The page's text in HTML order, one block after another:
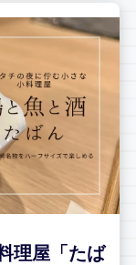
理屋「たば